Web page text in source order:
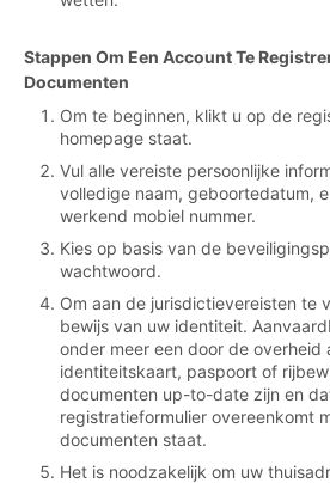
Stappen Om Een Account Te
Documenten
Om te beginnen, klikt u op de
homepage staat.
Vul alle vereiste persoonlijke
volledige naam, geboortedatum,
werkend mobiel nummer.
Kies op basis van de
wachtwoord.
Om aan de jurisdictievereisten te
bewijs van uw identiteit.
onder meer een door de overheid
identiteitskaart, paspoort of
documenten up-to-date zijn en
registratieformulier overeenkomt
documenten staat.
Het is noodzakelijk om uw